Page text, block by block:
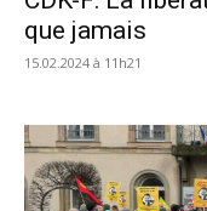
que jamais
15.02.2024 à 11h21